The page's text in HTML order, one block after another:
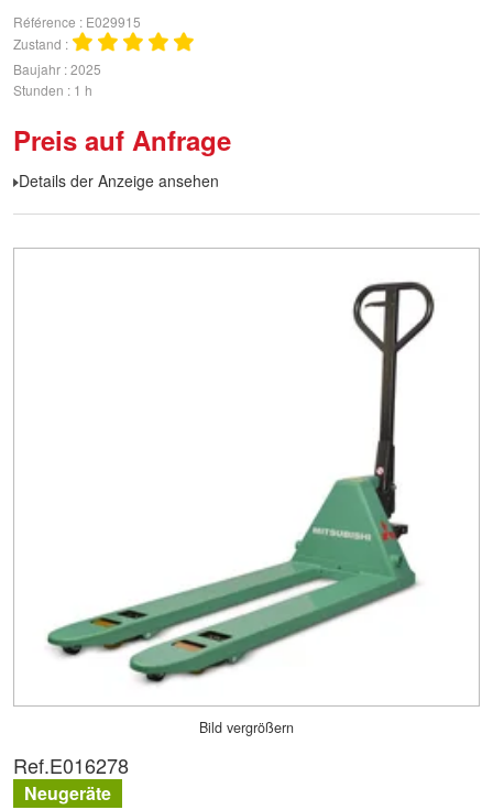
Référence
E029915
Zustand
Baujahr 2025
Stunden
1 h
Preis auf Anfrage
Details der Anzeige ansehen
Bild vergrößern
Ref.E016278
Neugeräte